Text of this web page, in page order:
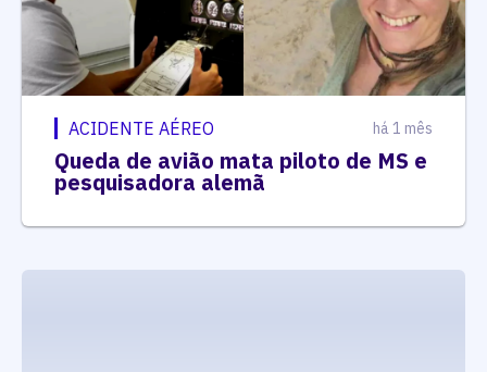
ACIDENTE AÉREO há 1 mês
Queda de avião mata piloto de MS e
pesquisadora alemã